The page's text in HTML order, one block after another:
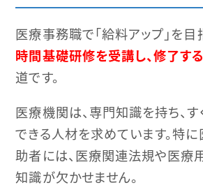
医療事務職で「給料アップ」を目
時間基礎研修を受講し、修了する
道です。
医療機関は、専門知識を持ち、
できる人材を求めています。特
助者には、医療関連法規や医療
知識が欠かせません。